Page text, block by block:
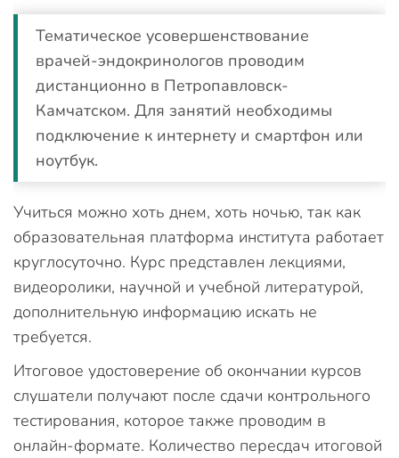
Тематическое усовершенствование
врачей-эндокринологов проводим
дистанционно в Петропавловск-
Камчатском. Для занятий необходимы
подключение к интернету и смартфон или
ноутбук.
Учиться можно хоть днем, хоть ночью, так как
образовательная платформа института работает
круглосуточно. Курс представлен лекциями,
видеоролики, научной и учебной литературой,
дополнительную информацию искать не
требуется.
Итоговое удостоверение об окончании курсов
слушатели получают после сдачи контрольного
тестирования, которое также проводим в
онлайн-формате. Количество пересдач итоговой